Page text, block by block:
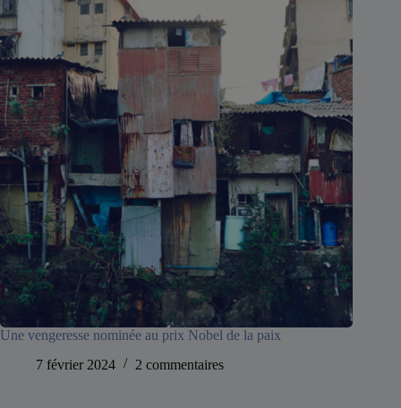
Une vengeresse nominée au prix Nobel de la paix
7 février 2024
2 commentaires